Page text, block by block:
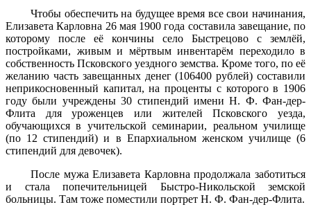
Чтобы обеспечить на будущее время все свои начинания,
Елизавета Карловна 26 мая 1900 года составила завещание, по
которому после её кончины село Быстрецово с землёй,
постройками, живым и мёртвым инвентарём переходило в
собственность Псковского уездного земства. Кроме того, по её
желанию часть завещанных денег (106400 рублей) составили
неприкосновенный капитал, на проценты с которого в 1906
году были учреждены 30 стипендий имени Н. Ф. Фан-дер-
Флита для уроженцев или жителей Псковского уезда,
обучающихся в учительской семинарии, реальном училище
(по 12 стипендий) и в Епархиальном женском училище (6
стипендий для девочек).
После мужа Елизавета Карловна продолжала заботиться
и стала попечительницей Быстро-Никольской земской
больницы. Там тоже поместили портрет Н. Ф. Фан-дер-Флита.